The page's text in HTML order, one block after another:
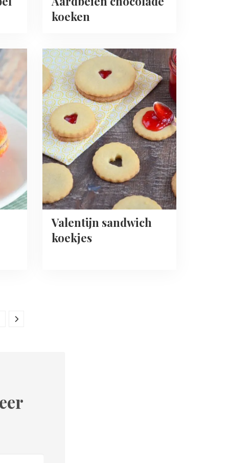
koeken
Valentijn sandwich
koekjes
Read
more
about
Valentijn
sandwich
koekjes